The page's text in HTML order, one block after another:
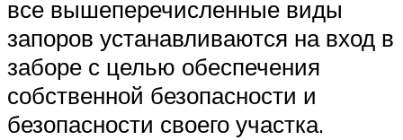
все вышеперечисленные виды
запоров устанавливаются на вход в
заборе с целью обеспечения
собственной безопасности и
безопасности своего участка.